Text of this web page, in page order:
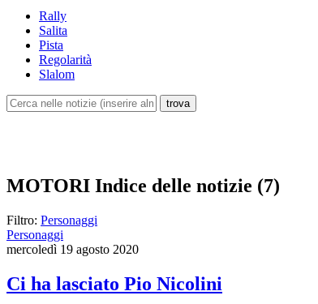
Rally
Salita
Pista
Regolarità
Slalom
MOTORI Indice delle notizie (7)
Filtro: Personaggi
Personaggi
mercoledì 19 agosto 2020
Ci ha lasciato Pio Nicolini